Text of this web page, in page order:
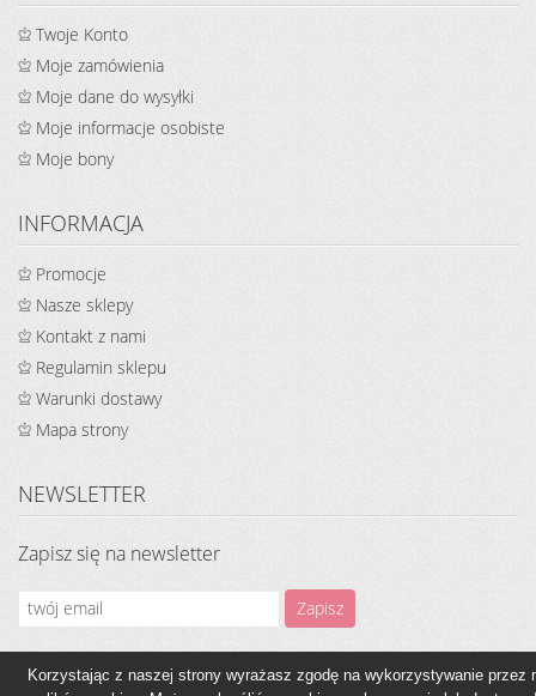
Twoje Konto
Moje zamówienia
Moje dane do wysyłki
Moje informacje osobiste
Moje bony
INFORMACJA
Promocje
Nasze sklepy
Kontakt z nami
Regulamin sklepu
Warunki dostawy
Mapa strony
NEWSLETTER
Zapisz się na newsletter
Korzystając z naszej strony wyrażasz zgodę na wykorzystywanie przez